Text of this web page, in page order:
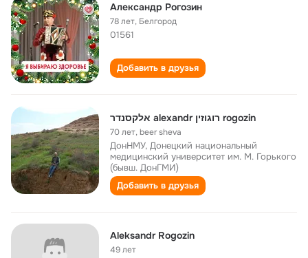
Александр Рогозин
78 лет, Белгород
01561
Добавить в друзья
אלקסנדר alexandr רוגוזין rogozin
70 лет,beer sheva
ДонНМУ, Донецкий национальный
медицинский университет им. М. Горького
(бывш. ДонГМИ)
Добавить в друзья
Aleksandr Rogozin
49 лет